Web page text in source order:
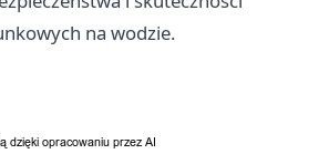
na wodzie.